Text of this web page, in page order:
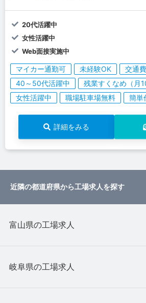
20代活躍中
女性活躍中
Web面接実施中
マイカー通勤可 未経験OK
交通
40～50代活躍中
残業すくなめ（月
女性活躍中
職場駐車場無料 簡単
詳細をみる
近隣の都道府県から工場求人を探す
富山県の工場求人
岐阜県の工場求人